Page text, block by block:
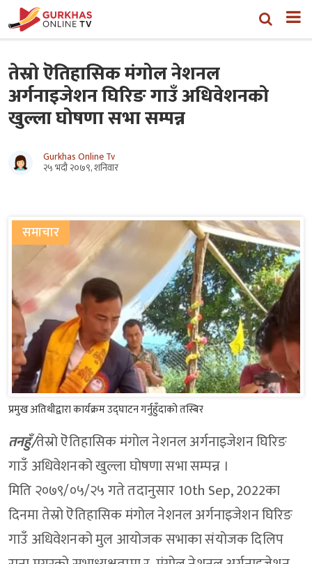
तेस्रो ऎतिहासिक मंगोल नेशनल
अर्गनाइजेशन घिरिङ गाउँ अधिवेशनको
खुल्ला घोषणा सभा सम्पन्न
Gurkhas Online Tv
२५ भदौ २०७९, शनिवार
समाचार
प्रमुख अतिथीद्वारा कार्यक्रम उद्घाटन गर्नुहुँदाको तस्बिर
तनहुँ/तेस्रो ऎतिहासिक मंगोल नेशनल अर्गनाइजेशन घिरिङ
गाउँ अधिवेशनको खुल्ला घोषणा सभा सम्पन्न ।
मिति २०७९/०५/२५ गते तदानुसार 10th Sep, 2022का
दिनमा तेस्रो ऎतिहासिक मंगोल नेशनल अर्गनाइजेशन घिरिङ
गाउँ अधिवेशनको मुल आयोजक सभाका संयोजक दिलिप